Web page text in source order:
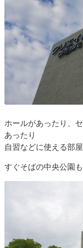
ホールがあったり、
あったり
自習などに使える部
すぐそばの中央公園も